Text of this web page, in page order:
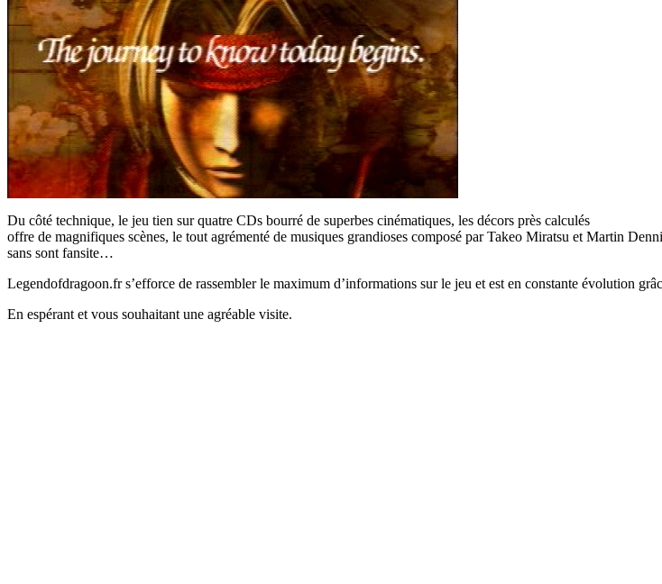
Du côté technique, le jeu tien sur quatre CDs bourré de superbes cinématiques, les décors près calculés
offre de magnifiques scènes, le tout agrémenté de musiques grandioses composé par Takeo Miratsu et Martin
sans sont fansite…
Legendofdragoon.fr s’efforce de rassembler le maximum d’informations sur le jeu et est en constante évolution
En espérant et vous souhaitant une agréable visite.